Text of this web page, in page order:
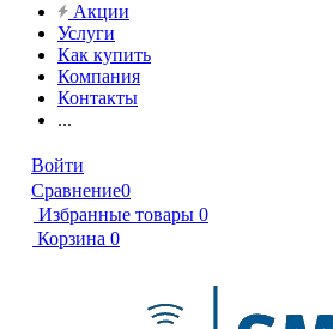
Акции
Услуги
Как купить
Компания
Контакты
...
Войти
Сравнение0
Избранные товары 0
Корзина 0